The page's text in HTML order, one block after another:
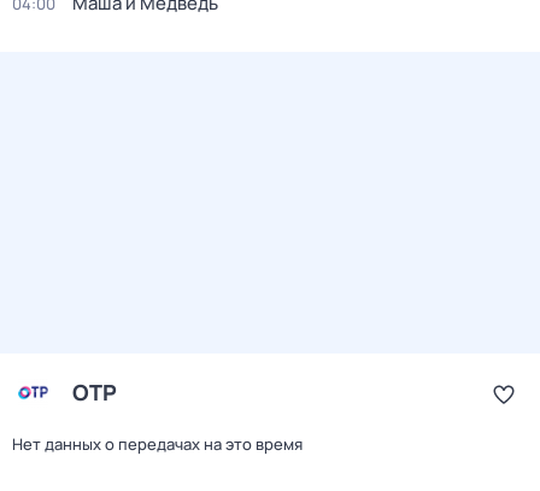
ОТР
Нет данных о передачах на это время